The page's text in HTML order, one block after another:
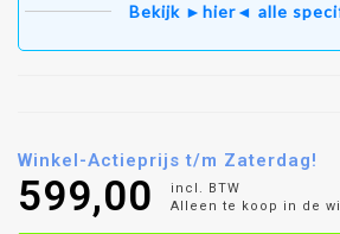
Bekijk ►hier◄ alle
Winkel-Actieprijs t/m Zaterdag!
599,00
incl. BTW
Alleen te koop in de